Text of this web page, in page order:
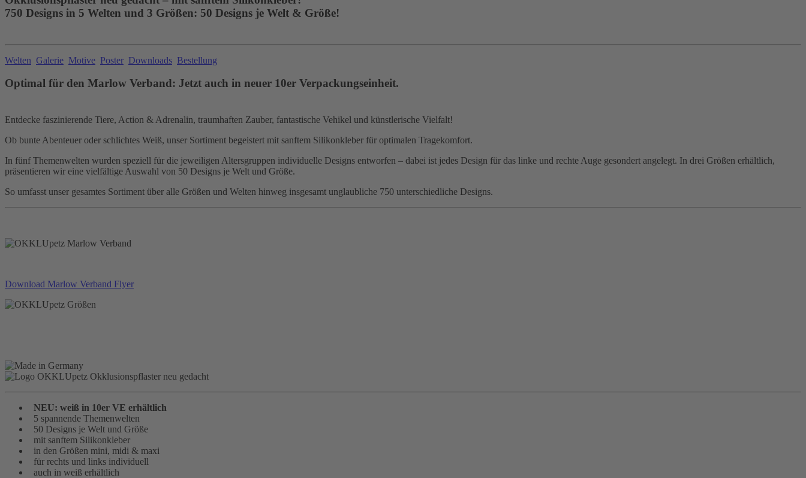
750 Designs in 5 Welten und 3 Größen: 50 Designs je Welt & Größe!
Welten Galerie Motive Poster Downloads Bestellung
Optimal für den Marlow Verband: Jetzt auch in neuer 10er Verpackungseinheit.
Entdecke faszinierende Tiere, Action & Adrenalin, traumhaften Zauber, fantastische Vehikel und künstlerische Vielfalt!
Ob bunte Abenteuer oder schlichtes Weiß, unser Sortiment begeistert mit sanftem Silikonkleber für optimalen Tragekomfort.
In fünf Themenwelten wurden speziell für die jeweiligen Altersgruppen individuelle Designs entworfen – dabei ist jedes Design für das linke und rechte Auge gesondert angelegt. In drei Größen erhältlich,
präsentieren wir eine vielfältige Auswahl von 50 Designs je Welt und Größe.
So umfasst unser gesamtes Sortiment über alle Größen und Welten hinweg insgesamt unglaubliche 750 unterschiedliche Designs.
Download Marlow Verband Flyer
NEU: weiß in 10er VE erhältlich
5 spannende Themenwelten
50 Designs je Welt und Größe
mit sanftem Silikonkleber
in den Größen mini, midi & maxi
für rechts und links individuell
auch in weiß erhältlich